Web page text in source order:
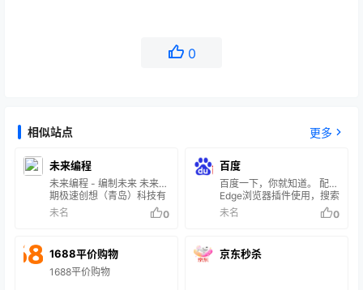
0
相似站点 更多
未来编程
未来编程 - 编制未来 未来可
期极速创想（青岛）科技有
限公司 (52ur.com)
未名 0
百度
百度一下，你就知道。 配合
Edge浏览器插件使用，搜索
结果还是不错的！ 否则广告
就是太多了！
未名 0
1688平价购物
1688平价购物
京东秒杀